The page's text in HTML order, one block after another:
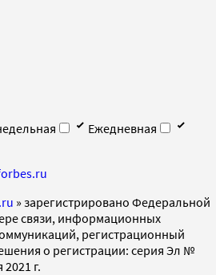
Ежедневная
» зарегистрировано Федеральной
связи, информационных
регистрационный
о регистрации: серия Эл №
г.